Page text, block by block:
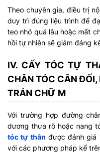
Theo chuyên gia, điều trị
duy trì đúng liệu trình để
teo nhỏ quá lâu hoặc mất
hồi tự nhiên sẽ giảm đáng
IV. CẤY TÓC TỰ
CHÂN TÓC CÂN
TRÁN CHỮ M
Với trường hợp đường
dương thưa rõ hoặc nang
tóc tự thân được đánh giá
với các phương pháp kể